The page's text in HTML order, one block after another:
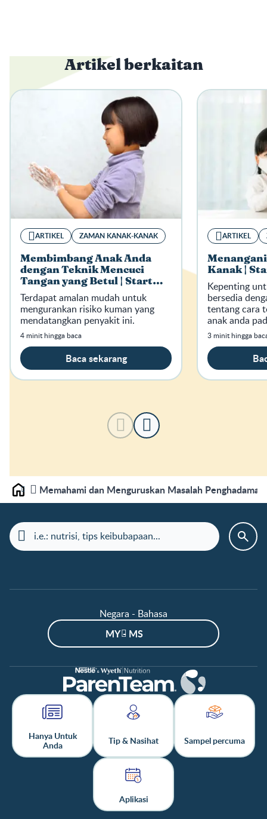
Artikel berkaitan
ARTIKEL ZAMAN KANAK-KANAK
Membimbang Anak Anda
dengan Teknik Mencuci
Tangan yang Betul | Start
Well Stay Well
Terdapat amalan mudah untuk
mengurankan risiko kuman yang
mendatangkan penyakit ini.
4 minit hingga baca
Baca sekarang
ARTIKEL
Kanak |
Kepenting
bersedia
tentang cara
anak anda
3 minit hingga
Laman depanMemahami dan Menguruskan Masalah
Negara - Bahasa
MY - MS
Hanya Untuk
Anda
Tip & Nasihat Sampel percuma
Aplikasi